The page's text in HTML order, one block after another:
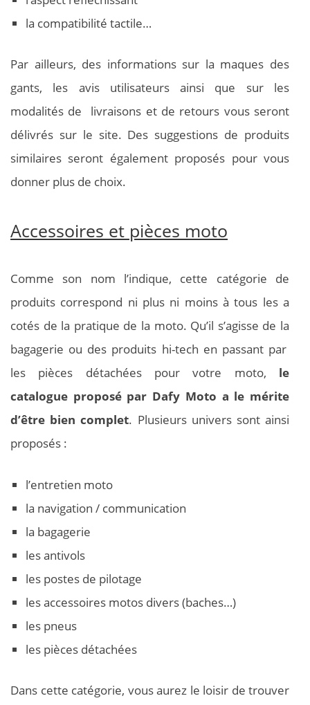
la compatibilité tactile…
Par ailleurs, des informations sur la maques des
gants, les avis utilisateurs ainsi que sur les
modalités de livraisons et de retours vous seront
délivrés sur le site. Des suggestions de produits
similaires seront également proposés pour vous
donner plus de choix.
Accessoires et pièces moto
Comme son nom l’indique, cette catégorie de
produits correspond ni plus ni moins à tous les a
cotés de la pratique de la moto. Qu’il s’agisse de la
bagagerie ou des produits hi-tech en passant par
les pièces détachées pour votre moto, le
catalogue proposé par Dafy Moto a le mérite
d’être bien complet. Plusieurs univers sont ainsi
proposés :
l’entretien moto
la navigation / communication
la bagagerie
les antivols
les postes de pilotage
les accessoires motos divers (baches…)
les pneus
les pièces détachées
Dans cette catégorie, vous aurez le loisir de trouver